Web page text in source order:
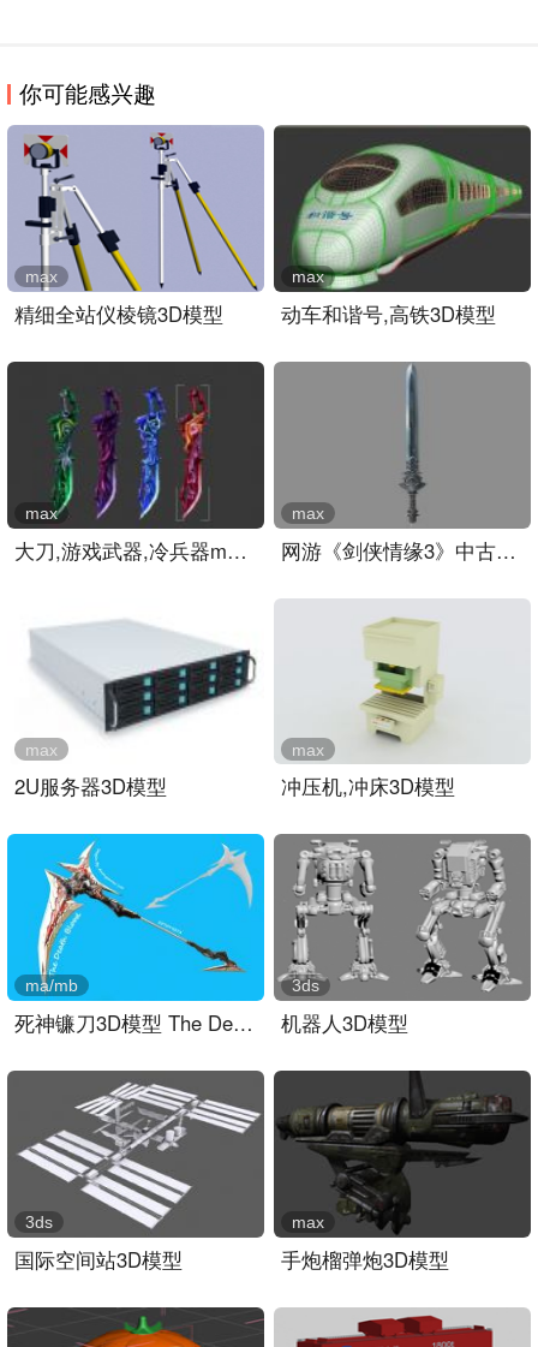
你可能感兴趣
精细全站仪棱镜3D模型
max
动车和谐号,高铁3D模型
max
大刀,游戏武器,冷兵器max模..
max
网游《剑侠情缘3》中古朴的..
max
2U服务器3D模型
max
冲压机,冲床3D模型
max
死神镰刀3D模型 The Death..
ma/mb
机器人3D模型
3ds
国际空间站3D模型
3ds
手炮榴弹炮3D模型
max